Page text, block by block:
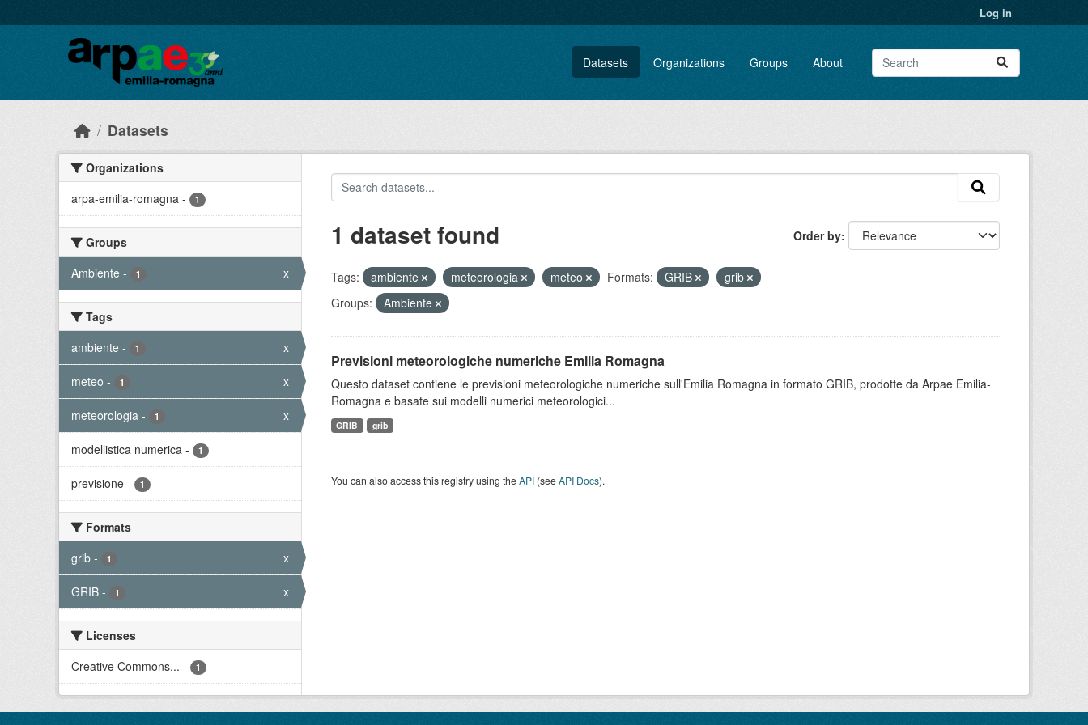
Log in
Datasets Organizations Groups About
Datasets
Organizations
arpa-emilia-romagna - 1
Groups
Ambiente - 1 x
Tags
ambiente - 1 x
meteo - 1 x
meteorologia - 1 x
modellistica numerica - 1
previsione - 1
Formats
grib - 1 x
GRIB - 1 x
Licenses
Creative Commons... - 1
Order by
1 dataset found
Tags: ambiente meteorologia meteo Formats: GRIB
grib
Groups:
Ambiente
Previsioni meteorologiche numeriche Emilia Romagna
Questo dataset contiene le previsioni meteorologiche numeriche sull'Emilia Romagna in formato GRIB, prodotte da Arpae Emilia-
Romagna e basate sui modelli numerici meteorologici...
GRIB grib
You can also access this registry using theAPI(seeAPI Docs).